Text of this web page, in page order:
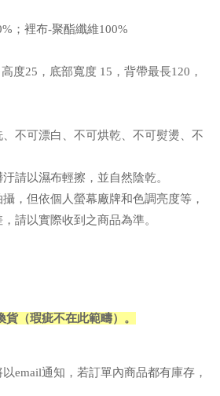
；裡布-聚酯纖維100%
度25，底部寬度 15，背帶最長120，
不可漂白、不可烘乾、不可熨燙、不
請以濕布輕擦，並自然陰乾。
，但依個人螢幕廠牌和色調亮度等，
請以實際收到之商品為準。
（瑕疵不在此範疇）。
email通知，若訂單內商品都有庫存，